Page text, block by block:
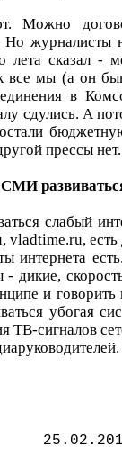
журналисты
лета сказал -
все мы (а он
в
сдулись. А
прессы
слабый
есть
интернета
дикие,
и говорить
убогая
ТВ-сигналов